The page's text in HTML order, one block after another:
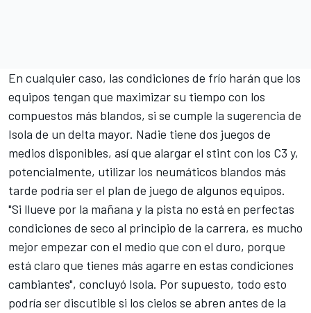
En cualquier caso, las condiciones de frío harán que los
equipos tengan que maximizar su tiempo con los
compuestos más blandos, si se cumple la sugerencia de
Isola de un delta mayor. Nadie tiene dos juegos de
medios disponibles, así que alargar el stint con los C3 y,
potencialmente, utilizar los neumáticos blandos más
tarde podría ser el plan de juego de algunos equipos.
"Si llueve por la mañana y la pista no está en perfectas
condiciones de seco al principio de la carrera, es mucho
mejor empezar con el medio que con el duro, porque
está claro que tienes más agarre en estas condiciones
cambiantes", concluyó Isola. Por supuesto, todo esto
podría ser discutible si los cielos se abren antes de la